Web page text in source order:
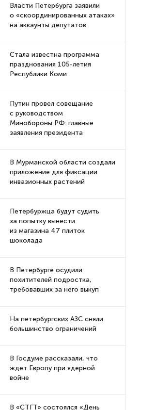
Власти Петербурга заявили
о «скоординированных атаках»
на аккаунты депутатов
Стала известна программа
празднования 105-летия
Республики Коми
Путин провел совещание
с руководством
Минобороны РФ: главные
заявления президента
В Мурманской области создали
приложение для фиксации
инвазионных растений
Петербуржца будут судить
за попытку вынести
из магазина 47 плиток
шоколада
В Петербурге осудили
похитителей подростка,
требовавших за него выкуп
На петербургских АЗС сняли
большинство ограничений
В Госдуме рассказали, что
ждет Европу при ядерной
войне
В «СТГТ» состоялся «День